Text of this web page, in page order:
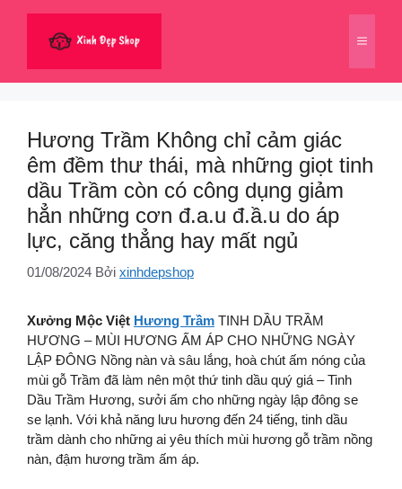
dung
Menu
Hương Trầm Không chỉ cảm giác
êm đềm thư thái, mà những giọt tinh
dầu Trầm còn có công dụng giảm
hẳn những cơn đ.a.u đ.ầ.u do áp
lực, căng thẳng hay mất ngủ
01/08/2024 Bởi xinhdepshop
Xưởng Mộc Việt Hương Trầm TINH DẦU TRẦM
HƯƠNG – MÙI HƯƠNG ẤM ÁP CHO NHỮNG NGÀY
LẬP ĐÔNG Nồng nàn và sâu lắng, hoà chút ấm nóng của
mùi gỗ Trầm đã làm nên một thứ tinh dầu quý giá – Tinh
Dầu Trầm Hương, sưởi ấm cho những ngày lập đông se
se lạnh. Với khả năng lưu hương đến 24 tiếng, tinh dầu
trầm dành cho những ai yêu thích mùi hương gỗ trầm nồng
nàn, đậm hương trầm ấm áp.